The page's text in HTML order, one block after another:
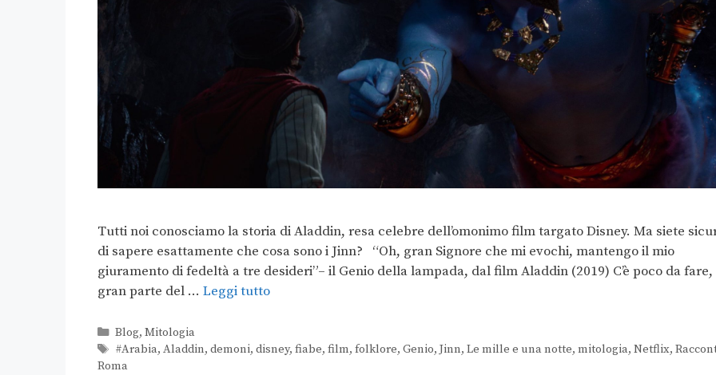
Tutti noi conosciamo la storia di Aladdin, resa celebre dell’omonimo film targato Disney. Ma siete
di sapere esattamente che cosa sono i Jinn? “Oh, gran Signore che mi evochi, mantengo il mio
giuramento di fedeltà a tre desideri”– il Genio della lampada, dal film Aladdin (2019) C’è poco da fare,
gran parte del … Leggi tutto
Blog, Mitologia
#Arabia, Aladdin, demoni, disney, fiabe, film, folklore, Genio, Jinn, Le mille e una notte, mitologia, Netflix,
Roma